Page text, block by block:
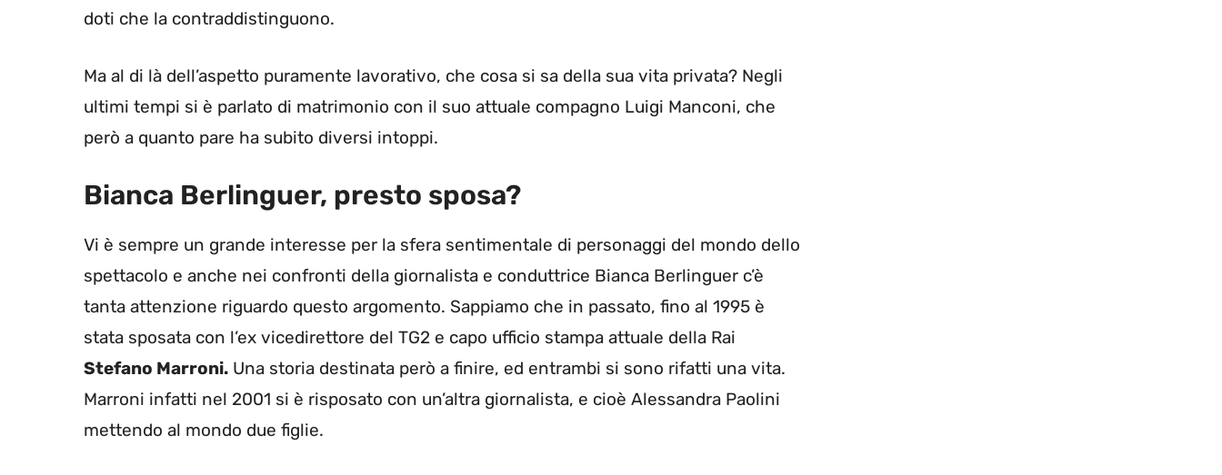
doti che la contraddistinguono.
Ma al di là dell’aspetto puramente lavorativo, che cosa si sa della sua vita privata? Negli
ultimi tempi si è parlato di matrimonio con il suo attuale compagno Luigi Manconi, che
però a quanto pare ha subito diversi intoppi.
Bianca Berlinguer, presto sposa?
Vi è sempre un grande interesse per la sfera sentimentale di personaggi del mondo dello
spettacolo e anche nei confronti della giornalista e conduttrice Bianca Berlinguer c’è
tanta attenzione riguardo questo argomento. Sappiamo che in passato, fino al 1995 è
stata sposata con l’ex vicedirettore del TG2 e capo ufficio stampa attuale della Rai
Stefano Marroni. Una storia destinata però a finire, ed entrambi si sono rifatti una vita.
Marroni infatti nel 2001 si è risposato con un’altra giornalista, e cioè Alessandra Paolini
mettendo al mondo due figlie.